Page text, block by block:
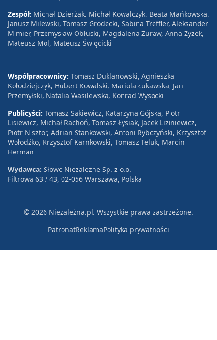
Zespół: Michał Dzierżak, Michał Kowalczyk, Beata Mańkowska,
Janusz Milewski, Tomasz Grodecki, Sabina Treffler, Aleksander
Mimier, Przemysław Obłuski, Magdalena Żuraw, Anna Zyzek,
Mateusz Mol, Mateusz Święcicki
Współpracownicy: Tomasz Duklanowski, Agnieszka
Kołodziejczyk, Hubert Kowalski, Mariola Łukawska, Jan
Przemyłski, Natalia Wasilewska, Konrad Wysocki
Publicyści: Tomasz Sakiewicz, Katarzyna Gójska, Piotr
Lisiewicz, Michał Rachoń, Tomasz Łysiak, Jacek Liziniewicz,
Piotr Nisztor, Adrian Stankowski, Antoni Rybczyński, Krzysztof
Wołodźko, Krzysztof Karnkowski, Tomasz Teluk, Marcin
Herman
Wydawca: Słowo Niezależne Sp. z o.o.
Filtrowa 63 / 43, 02-056 Warszawa, Polska
© 2026 Niezależna.pl. Wszystkie prawa zastrzeżone.
PatronatReklamaPolityka prywatności